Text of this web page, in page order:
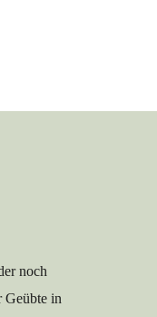
noch
Geübte in